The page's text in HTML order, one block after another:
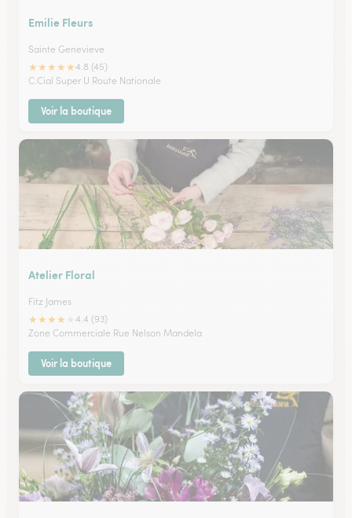
Emilie Fleurs
Sainte Genevieve
★★★★★4.8 (45)
C.Cial Super U Route Nationale
Voir la boutique
Atelier Floral
Fitz James
★★★★
4.4 (93)
Zone Commerciale Rue Nelson Mandela
Voir la boutique